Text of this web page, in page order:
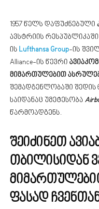
1957 წელს დაფუძნებული
ავსტრიის
ის Lufthansa Group-ის
Alliance-ის წევრი
მიმართულებით
შემადგენლობაში
საიდანაც უმეტესობა
წარმოადგენს.
შეიძინეთ
თბილისიდან
ფასად